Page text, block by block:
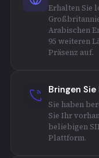
Erhalten Sie
Arabischen
95 weiteren
Präsenz auf.
Bringen
Sie haben
Sie Ihr
beliebigen
Plattform.